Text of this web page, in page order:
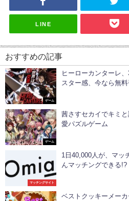
LINE
おすすめの記事
ゲーム
ヒーローカンターレ
スター感、今なら無
ゲーム
茜さすセカイでキミ
愛パズルゲーム
マッチングサイト
1日40,000人が、マッ
んマッチングできる!?
ベストクッキーメー